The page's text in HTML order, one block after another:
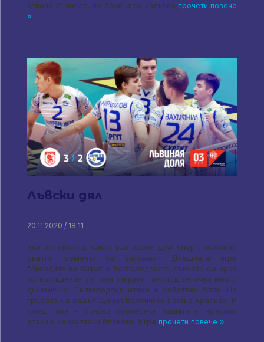
отново 21 числа, но бракът се излъчва прочети повече
»
Лъвски дял
20.11.2020 / 18:11
Във волейбола, както във всеки друг спорт, особено
светли моменти се запомнят. Днешната игра
"Звездите на Югра" и Белгородските лъвчета са ярко
потвърждение за това. Първият период започва много
динамично. Белгородска атака и собствен блок. Но
тръбата на нашия Данил Ворончихин беше красива. И
след това - отново проверете защитата, красиви
атаки и качествени блокове. Игра прочети повече »